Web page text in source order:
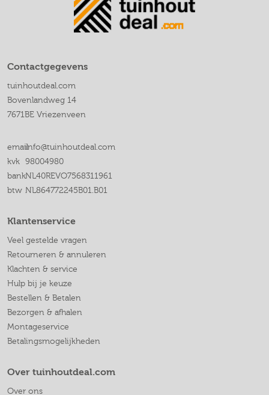
Contactgegevens
tuinhoutdeal.com
Bovenlandweg 14
7671BE Vriezenveen
emailinfo@tuinhoutdeal.com
kvk 98004980
bankNL40REVO7568311961
btw NL864772245B01.B01
Klantenservice
Veel gestelde vragen
Retourneren & annuleren
Klachten & service
Hulp bij je keuze
Bestellen & Betalen
Bezorgen & afhalen
Montageservice
Betalingsmogelijkheden
Over tuinhoutdeal.com
Over ons